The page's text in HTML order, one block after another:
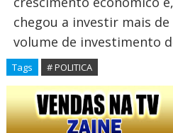
chegou a investir mais
volume de investimento
Tags # POLITICA